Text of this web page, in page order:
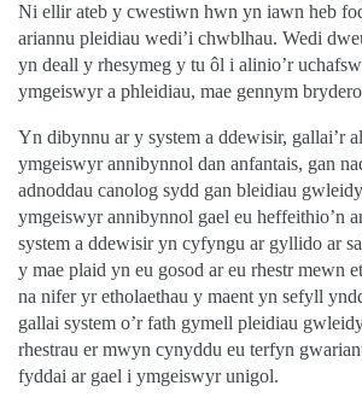
Ni ellir ateb y cwestiwn hwn yn iawn heb
ariannu pleidiau wedi’i chwblhau. Wedi
yn deall y rhesymeg y tu ôl i alinio’r
ymgeiswyr a phleidiau, mae gennym
Yn dibynnu ar y system a ddewisir, gallai’r
ymgeiswyr annibynnol dan anfantais, gan
adnoddau canolog sydd gan bleidiau
ymgeiswyr annibynnol gael eu heffeithio’n
system a ddewisir yn cyfyngu ar gyllido ar
y mae plaid yn eu gosod ar eu rhestr mewn
na nifer yr etholaethau y maent yn sefyll
gallai system o’r fath gymell pleidiau
rhestrau er mwyn cynyddu eu terfyn
fyddai ar gael i ymgeiswyr unigol.